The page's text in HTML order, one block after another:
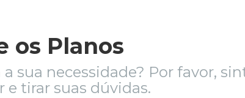
os Planos
sua necessidade? Por favor,
e tirar suas dúvidas.